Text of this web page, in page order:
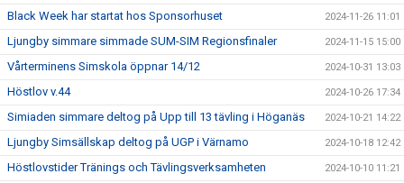
Black Week har startat hos Sponsorhuset 2024-11-26 11:01
Ljungby simmare simmade SUM-SIM Regionsfinaler 2024-11-15 15:00
Vårterminens Simskola öppnar 14/12 2024-10-31 13:03
Höstlov v.44 2024-10-26 17:34
Simiaden simmare deltog på Upp till 13 tävling i Höganäs 2024-10-21 14:22
Ljungby Simsällskap deltog på UGP i Värnamo 2024-10-18 12:42
Höstlovstider Tränings och Tävlingsverksamheten 2024-10-10 11:21